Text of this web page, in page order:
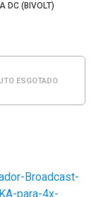
DC (BIVOLT)
ESGOTADO